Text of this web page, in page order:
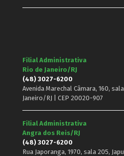
Filial Administrativa
Rio de Janeiro/RJ
(48) 3027-6200
Avenida Marechal Câmara, 160,
Janeiro/RJ | CEP 20020-907
Filial Administrativa
Angra dos Reis/RJ
(48) 3027-6200
Rua Japoranga, 1970, sala 205,